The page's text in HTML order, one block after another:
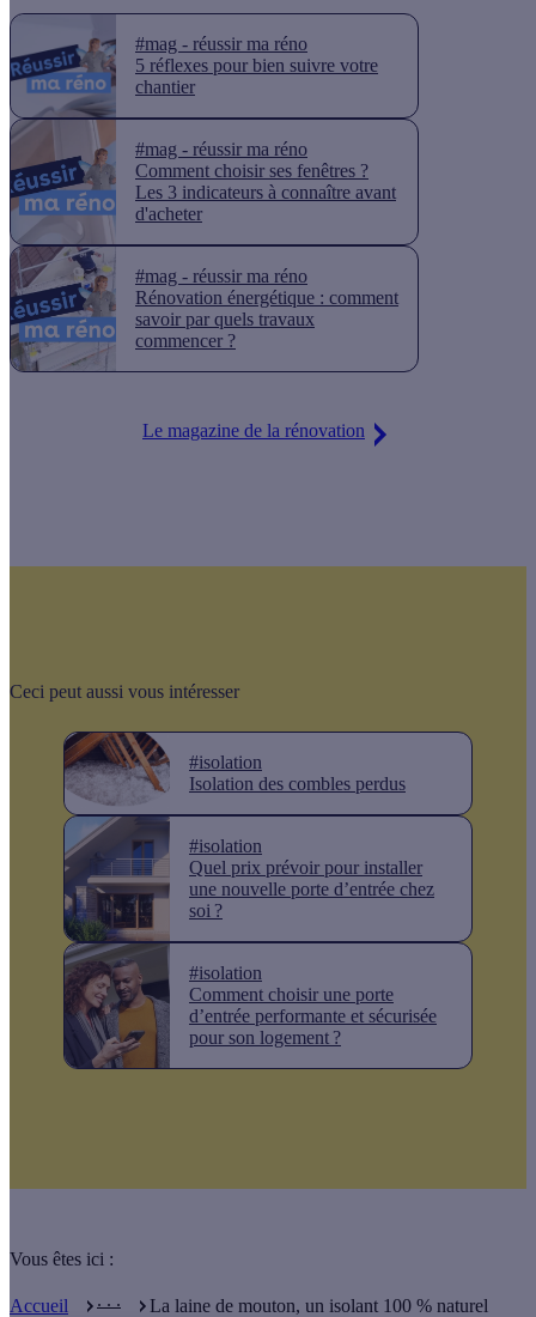
#mag - réussir ma réno
5 réflexes pour bien suivre votre
chantier
#mag - réussir ma réno
Comment choisir ses fenêtres ?
Les 3 indicateurs à connaître avant
d'acheter
#mag - réussir ma réno
Rénovation énergétique : comment
savoir par quels travaux
commencer ?
Le magazine de la rénovation
Ceci peut aussi vous intéresser
#isolation
Isolation des combles perdus
#isolation
Quel prix prévoir pour installer
une nouvelle porte d’entrée chez
soi ?
#isolation
Comment choisir une porte
d’entrée performante et sécurisée
pour son logement ?
Vous êtes ici :
Accueil . . . La laine de mouton, un isolant 100 % naturel